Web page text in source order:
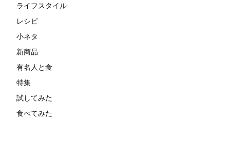
ライフスタイル
レシピ
小ネタ
新商品
有名人と食
特集
試してみた
食べてみた